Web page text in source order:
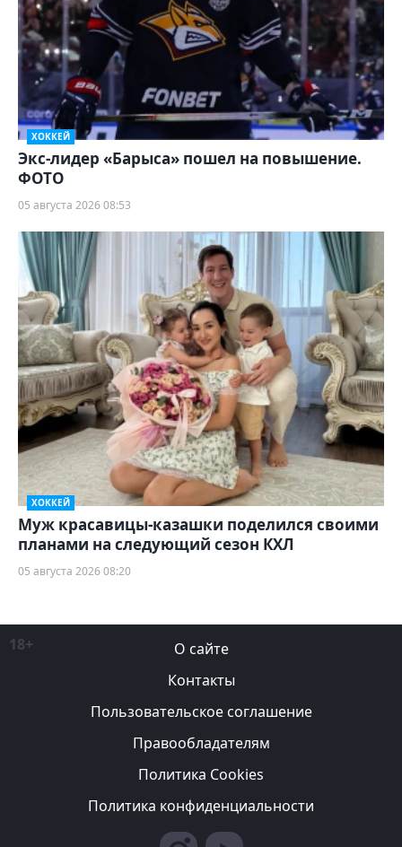
ХОККЕЙ
Экс-лидер «Барыса» пошел на повышение.
ФОТО
05 августа 2026 08:53
ХОККЕЙ
Муж красавицы-казашки поделился своими
планами на следующий сезон КХЛ
05 августа 2026 08:20
18+
О сайте
Контакты
Пользовательское соглашение
Правообладателям
Политика Cookies
Политика конфиденциальности